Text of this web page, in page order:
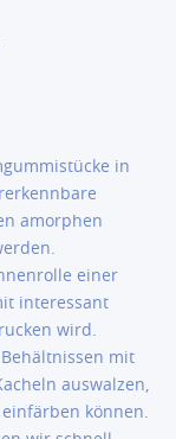
in
amorphen
einer
interessant
wird.
mit
auswalzen,
können.